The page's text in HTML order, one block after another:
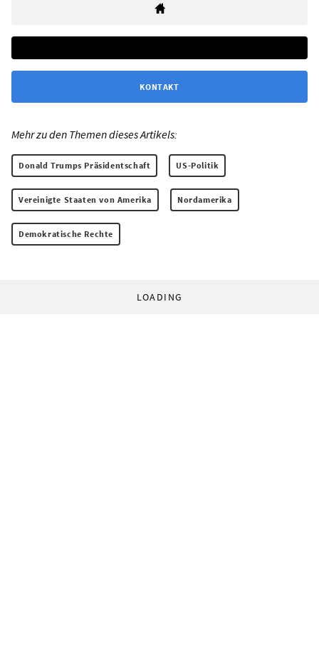
KONTAKT
Mehr zu den Themen dieses Artikels:
Donald Trumps Präsidentschaft US-Politik
Vereinigte Staaten von Amerika Nordamerika
Demokratische Rechte
LOADING